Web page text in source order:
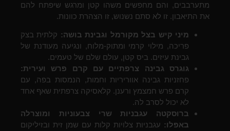
מתערבבים, והם מחפשים משהו קטן ומרגש שיפתח להם
את התיאבון. זו לא סתם נשנוש, זו הצהרת כוונות.
מיני קיש בצל מקורמל וגבינת בושה: קלתית בצק
פריכה, מילוי קרמי ומתוק-מלוח, ונגיעה מעודנת של
גבינת עיזים. ביס קטן, עולם שלם של טעמים.
גוגרס גבינה צרפתיים עם קרם פרש ועירית:
פחזניות גבינה אווריריות וחמות, הנמסות בפה, עם
קרם פרש חמצמץ ורענן. קלאסיקה צרפתית שאף אחד
לא יכול לסרב לה.
ברוסקטה עגבניות שרי צבעוניות ומוצרלה
באפלו: עגבניות צלויות קלות עם שמן זית ובזיליקום